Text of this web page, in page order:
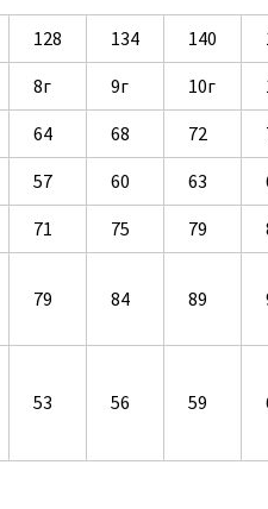
128 134 140
8г 9г 10г
64 68 72
57 60 63
71 75 79
79 84 89
53 56 59